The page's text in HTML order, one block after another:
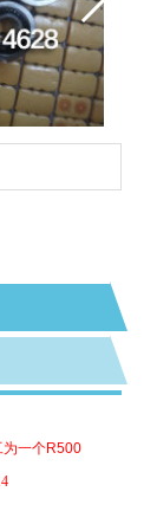
为一个R500